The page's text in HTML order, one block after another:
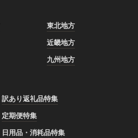
東北地方
近畿地方
九州地方
訳あり返礼品特集
定期便特集
日用品・消耗品特集